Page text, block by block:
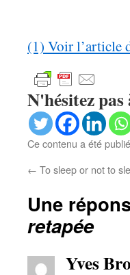
(1) Voir l’article
N'hésitez
Ce contenu a été
← To sleep or not to
Une
retapée
Yves